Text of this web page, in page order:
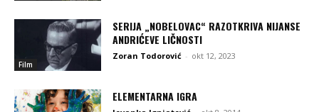
Film
SERIJA „NOBELOVAC“ RAZOTKRIVA NIJANSE
ANDRIĆEVE LIČNOSTI
Zoran Todorović - okt 12, 2023
ELEMENTARNA IGRA